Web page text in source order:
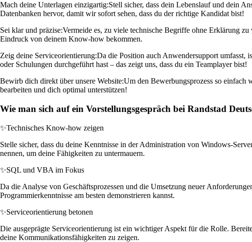
Mach deine Unterlagen einzigartig:Stell sicher, dass dein Lebenslauf und dein
Datenbanken hervor, damit wir sofort sehen, dass du der richtige Kandidat bist!
Sei klar und präzise:Vermeide es, zu viele technische Begriffe ohne Erklärung
Eindruck von deinem Know-how bekommen.
Zeig deine Serviceorientierung:Da die Position auch Anwendersupport umfasst,
oder Schulungen durchgeführt hast – das zeigt uns, dass du ein Teamplayer bist!
Bewirb dich direkt über unsere Website:Um den Bewerbungsprozess so einfach
bearbeiten und dich optimal unterstützen!
Wie man sich auf ein Vorstellungsgespräch bei Randstad
✨Technisches Know-how zeigen
Stelle sicher, dass du deine Kenntnisse in der Administration von Windows-
nennen, um deine Fähigkeiten zu untermauern.
✨SQL und VBA im Fokus
Da die Analyse von Geschäftsprozessen und die Umsetzung neuer
Programmierkenntnisse am besten demonstrieren kannst.
✨Serviceorientierung betonen
Die ausgeprägte Serviceorientierung ist ein wichtiger Aspekt für die Rolle.
deine Kommunikationsfähigkeiten zu zeigen.